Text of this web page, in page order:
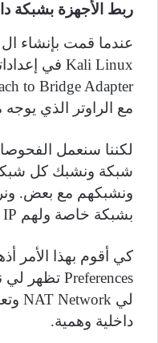
ربط الأجهزة بشبكة
عندما قمت بإنشاء ال
Kali Linux في
to Bridge Adapter
مع الراوتر الذي
لكننا سنعمل
شبكة ونشبك كل
ونشبكهم مع بعض.
بشبكة خاصة ولهم IP
كي أقوم بهذا الأمر
Preferences تظهر لي
لي NAT Network
داخلية وهمية.